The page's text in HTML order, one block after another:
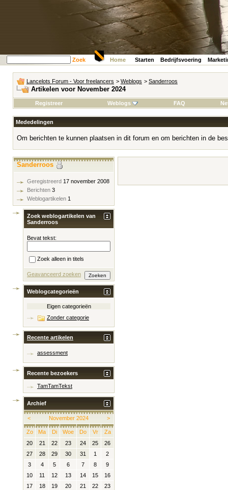
Zoek Home Starten Bedrijfsvoering
Lancelots Forum - Voor freelancers > Weblogs > Sanderroos
Artikelen voor November 2024
Registreer Weblogs FAQ
Mededelingen
Om berichten te kunnen plaatsen in dit forum en om berichten in de
Sanderroos
Geregistreerd 17 november 2008
Berichten 3
Weblogartikelen 1
Zoek weblogartikelen van
Sanderroos
Bevat tekst:
Zoek alleen in titels
Geavanceerd zoeken
Weblogcategorieën
Eigen categorieën
Zonder categorie
Recente artikelen
assessment
Recente bezoekers
TamTamTekst
Archief
< >
November 2024
Zo Ma Di Woe Do Vr
Za
20
21 22 23 24 25
26
27
28 29 30 31 1
2
3
4 5 6 7 8
9
10
11 12 13 14 15
16
17
18 19 20 21 22
23